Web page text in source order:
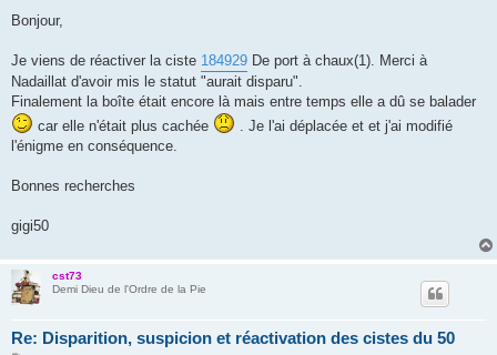
s
g
Bonjour,
Je viens de réactiver la ciste 184929 De port à chaux(1). Merci à
Nadaillat d'avoir mis le statut "aurait disparu".
Finalement la boîte était encore là mais entre temps elle a dû se balader
car elle n'était plus cachée
. Je l'ai déplacée et et j'ai modifié
l'énigme en conséquence.
Bonnes recherches
gigi50
cst73
Demi Dieu de l'Ordre de la Pie
Re: Disparition, suspicion et réactivation des cistes du 50